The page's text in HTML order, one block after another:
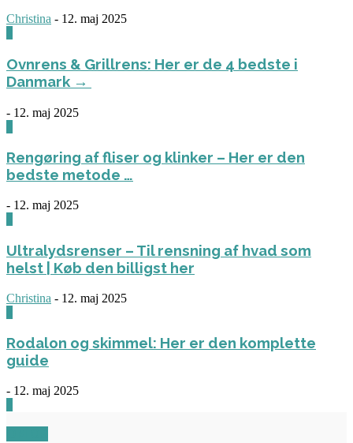
Christina - 12. maj 2025
Ovnrens & Grillrens: Her er de 4 bedste i
Danmark →
- 12. maj 2025
Rengøring af fliser og klinker – Her er den
bedste metode …
- 12. maj 2025
Ultralydsrenser – Til rensning af hvad som
helst | Køb den billigst her
Christina - 12. maj 2025
Rodalon og skimmel: Her er den komplette
guide
- 12. maj 2025